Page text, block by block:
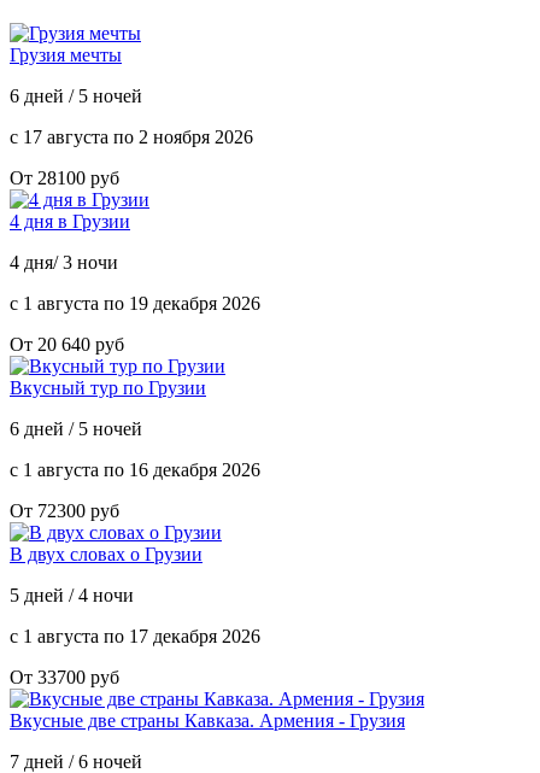
Грузия мечты
6 дней / 5 ночей
с 17 августа по 2 ноября 2026
От 28100 руб
4 дня в Грузии
4 дня/ 3 ночи
с 1 августа по 19 декабря 2026
От 20 640 руб
Вкусный тур по Грузии
6 дней / 5 ночей
с 1 августа по 16 декабря 2026
От 72300 руб
В двух словах о Грузии
5 дней / 4 ночи
с 1 августа по 17 декабря 2026
От 33700 руб
Вкусные две страны Кавказа. Армения - Грузия
7 дней / 6 ночей